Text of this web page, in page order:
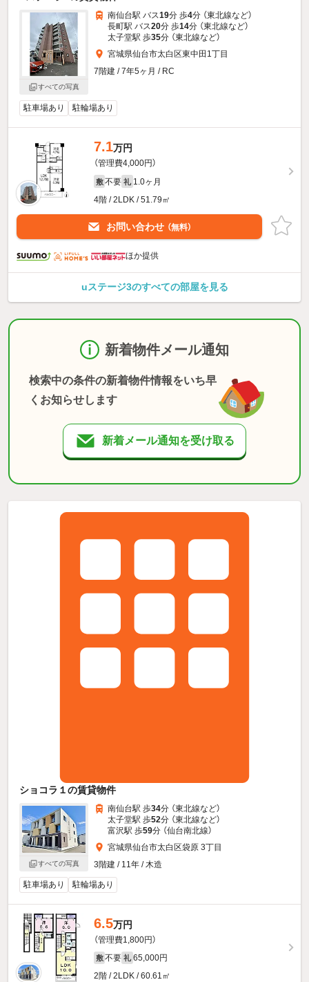
すべての写真
南仙台駅 バス19分 歩4分 （東北線など）
長町駅 バス20分 歩14分 （東北線など）
太子堂駅 歩35分 （東北線など）
宮城県仙台市太白区東中田1丁目
7階建 / 7年5ヶ月 / RC
駐車場あり 駐輪場あり
7.1万円
（管理費4,000円）
敷 不要 礼 1.0ヶ月
4階 / 2LDK / 51.79㎡
お問い合わせ （無料）
ほか提供
uステージ3のすべての部屋を見る
新着物件メール通知
検索中の条件の新着物件情報をいち早
くお知らせします
新着メール通知を受け取る
ショコラ１の賃貸物件
すべての写真
南仙台駅 歩34分 （東北線など）
太子堂駅 歩52分 （東北線など）
富沢駅 歩59分 （仙台南北線）
宮城県仙台市太白区袋原 3丁目
3階建 / 11年 / 木造
駐車場あり 駐輪場あり
6.5万円
（管理費1,800円）
敷 不要 礼 65,000円
2階 / 2LDK / 60.61㎡